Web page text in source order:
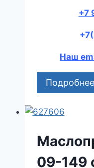
+7
Наш
Подробнее
09-149